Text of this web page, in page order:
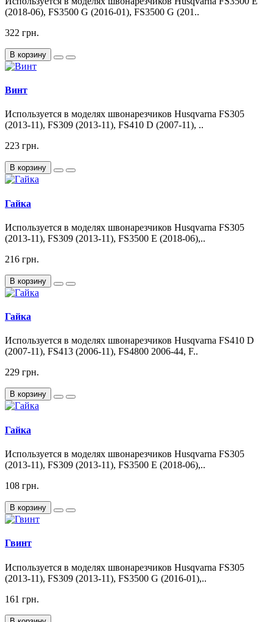
(2018-06), FS3500 G (2016-01), FS3500 G (201..
322 грн.
В корзину
Винт
Используется в моделях швонарезчиков Husqvarna FS305
(2013-11), FS309 (2013-11), FS410 D (2007-11), ..
223 грн.
В корзину
Гайка
Используется в моделях швонарезчиков Husqvarna FS305
(2013-11), FS309 (2013-11), FS3500 E (2018-06),..
216 грн.
В корзину
Гайка
Используется в моделях швонарезчиков Husqvarna FS410 D
(2007-11), FS413 (2006-11), FS4800 2006-44, F..
229 грн.
В корзину
Гайка
Используется в моделях швонарезчиков Husqvarna FS305
(2013-11), FS309 (2013-11), FS3500 E (2018-06),..
108 грн.
В корзину
Гвинт
Используется в моделях швонарезчиков Husqvarna FS305
(2013-11), FS309 (2013-11), FS3500 G (2016-01),..
161 грн.